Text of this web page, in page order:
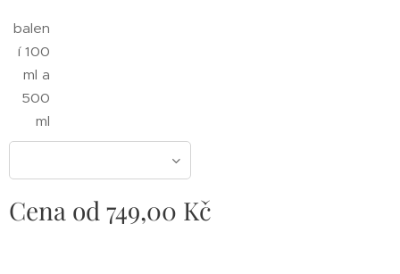
balen
í 100
ml a
500
ml
Cena od 749,00 Kč